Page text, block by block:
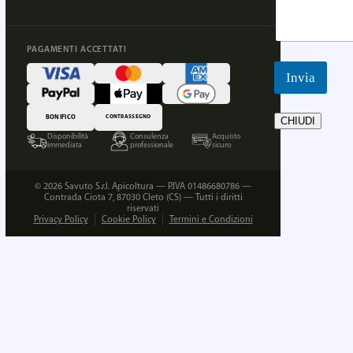
PAGAMENTI ACCETTATI
BONIFICO CONTRASSEGNO
Disponibilità
immediata
Consulenza
professionale
Acquisto
sicuro
© 2026 Savuto S.r.l. Apicoltura — P.IVA 01486680786 —
Contrada Ciota 7, 87030 Cleto (CS) — Tutti i diritti
riservati
Privacy Policy
Cookie Policy Termini e Condizioni
Invia
CHIUDI